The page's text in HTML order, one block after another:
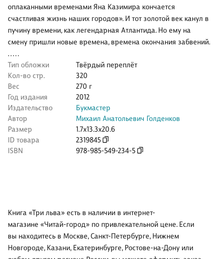
оплаканными временами Яна Казимира кончается
счастливая жизнь наших городов». И тот золотой век канул в
пучину времени, как легендарная Атлантида. Но ему на
смену пришли новые времена, времена окончания забвений.
. . . . .
Тип обложки
Твёрдый переплёт
Кол-во стр.
320
Вес
270 г
Год издания
2012
Издательство
Букмастер
Автор
Михаил Анатольевич Голденков
Размер
1.7x13.3x20.6
ID товара
2319845
ISBN
978-985-549-234-5
Книга «Три льва» есть в наличии в интернет-
магазине «Читай-город» по привлекательной цене. Если
вы находитесь в Москве, Санкт-Петербурге, Нижнем
Новгороде, Казани, Екатеринбурге, Ростове-на-Дону или